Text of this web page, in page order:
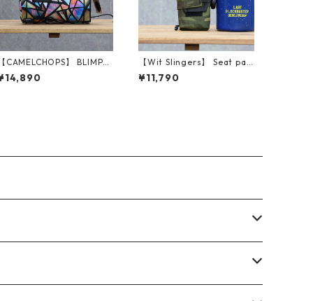
CAMELCHOPS】 BLIMP
（Geomettric）
【Wit Slingers】 Seat pac
k (Tropical MultiCam)
¥11,790